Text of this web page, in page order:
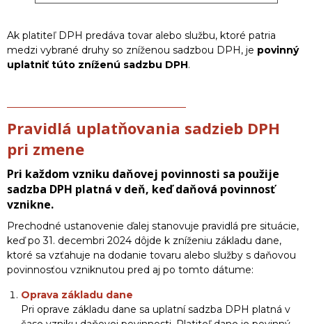
Ak platiteľ DPH predáva tovar alebo službu, ktoré patria
medzi vybrané druhy so zníženou sadzbou DPH, je povinný
uplatniť túto zníženú sadzbu DPH.
Pravidlá uplatňovania sadzieb DPH
pri zmene
Pri každom vzniku daňovej povinnosti sa použije
sadzba DPH platná v deň, keď daňová povinnosť
vznikne.
Prechodné ustanovenie ďalej stanovuje pravidlá pre situácie,
keď po 31. decembri 2024 dôjde k zníženiu základu dane,
ktoré sa vzťahuje na dodanie tovaru alebo služby s daňovou
povinnosťou vzniknutou pred aj po tomto dátume:
Oprava základu dane
Pri oprave základu dane sa uplatní sadzba DPH platná v